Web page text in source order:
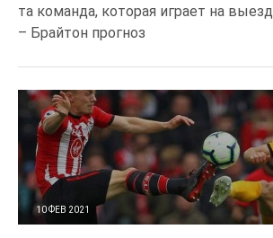
та команда, которая играет на
– Брайтон прогноз
10 ФЕВ 2021